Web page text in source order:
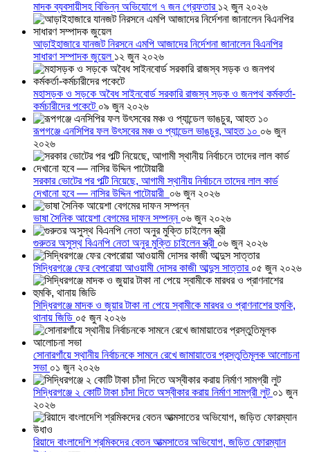
মাদক ব্যবসায়ীসহ বিভিন্ন অভিযোগে ৭ জন গ্রেফতার ১২ জুন ২০২৬
আড়াইহাজারে যানজট নিরসনে এমপি আজাদের নির্দেশনা জানালেন বিএনপির
সাধারণ সম্পাদক জুয়েল ১২ জুন ২০২৬
মহাসড়ক ও সড়কে অবৈধ সাইনবোর্ড সরকারি রাজস্ব সড়ক ও জনপথ কর্মকর্তা-
কর্মচারীদের পকেটে ০৯ জুন ২০২৬
রূপগঞ্জে এনসিপির ফল উৎসবের মঞ্চ ও প্যান্ডেল ভাঙচুর, আহত ১০ ০৬ জুন
২০২৬
সরকার ভোটের পর পল্টি নিয়েছে, আগামী স্থানীয় নির্বাচনে তাদের লাল কার্ড
দেখানো হবে — নাসির উদ্দিন পাটোয়ারী ০৬ জুন ২০২৬
ভাষা সৈনিক আয়েশা বেগমের দাফন সম্পন্ন ০৬ জুন ২০২৬
গুরুতর অসুস্থ বিএনপি নেতা অনুর মুক্তি চাইলেন স্ত্রী ০৬ জুন ২০২৬
সিদ্ধিরগঞ্জে ফের বেপরোয়া আওয়ামী দোসর কাজী আব্দুস সাত্তার ০৫ জুন ২০২৬
সিদ্ধিরগঞ্জে মাদক ও জুয়ার টাকা না পেয়ে স্বামীকে মারধর ও প্রাণনাশের হুমকি,
থানায় জিডি ০৫ জুন ২০২৬
সোনারগাঁয়ে স্থানীয় নির্বাচনকে সামনে রেখে জামায়াতের প্রস্তুতিমূলক আলোচনা
সভা ০১ জুন ২০২৬
সিদ্ধিরগঞ্জে ২ কোটি টাকা চাঁদা দিতে অস্বীকার করায় নির্মাণ সামগ্রী লুট ০১ জুন
২০২৬
রিয়াদে বাংলাদেশি শ্রমিকদের বেতন আত্মসাতের অভিযোগ, জড়িত ফোরম্যান